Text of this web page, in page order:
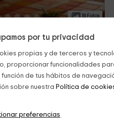
por tu privacidad
propias y de terceros y
proporcionar funcionalidades
de tus hábitos de
sobre nuestra Política de
preferencias
18 Fotos
›